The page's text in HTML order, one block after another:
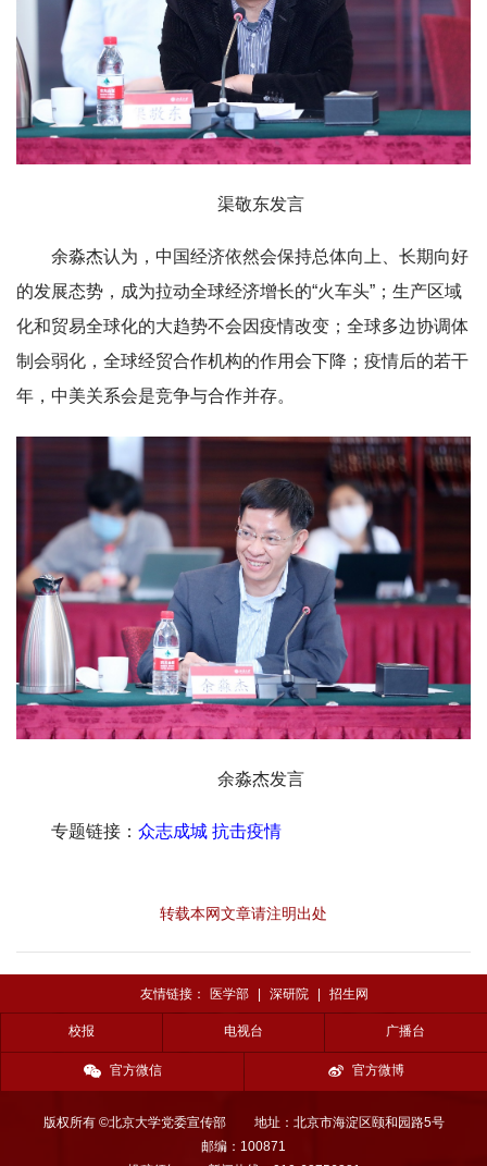
渠敬东发言
余淼杰认为，中国经济依然会保持总体向上、长期向好
的发展态势，成为拉动全球经济增长的“火车头”；生产区域
化和贸易全球化的大趋势不会因疫情改变；全球多边协调体
制会弱化，全球经贸合作机构的作用会下降；疫情后的若干
年，中美关系会是竞争与合作并存。
余淼杰发言
专题链接： 众志成城 抗击疫情
转载本网文章请注明出处
友情链接： 医学部 深研院 招生网
校报 电视台 广播台
官方微信 官方微博
版权所有 ©北京大学党委宣传部
地址：北京市海淀区颐和园路5号
邮编：100871